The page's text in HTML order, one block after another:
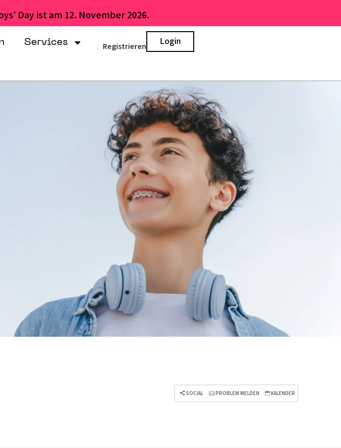
Day ist am 12. November 2026.
Services | Registrieren Login
SOCIAL PROBLEM MELDEN KALENDER